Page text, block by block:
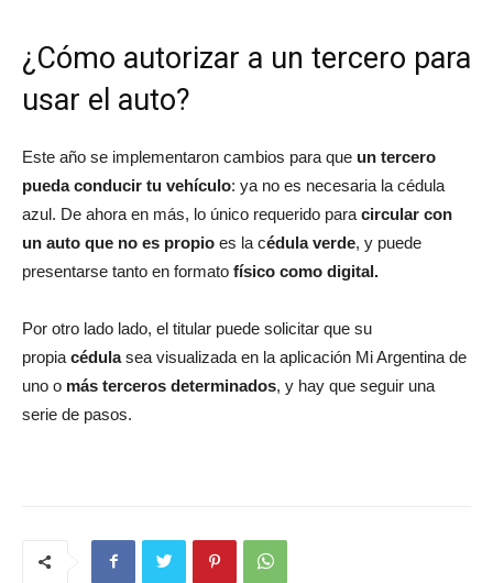
¿Cómo autorizar a un tercero para
usar el auto?
Este año se implementaron cambios para que un tercero
pueda conducir tu vehículo: ya no es necesaria la cédula
azul. De ahora en más, lo único requerido para circular con
un auto que no es propio es la cédula verde, y puede
presentarse tanto en formato físico como digital.
Por otro lado lado, el titular puede solicitar que su
propia cédulasea visualizada en la aplicación Mi Argentina de
uno o más terceros determinados, y hay que seguir una
serie de pasos.